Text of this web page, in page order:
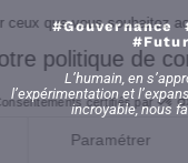
#Gouvernance
L’humain, en
l’expérimentation et
incroyable, nous
gérer ceux que vous
notre politique
Consentements certifiés
Paramétrer